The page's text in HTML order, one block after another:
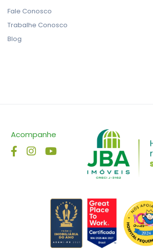
Fale Conosco
Trabalhe Conosco
Blog
Acompanhe